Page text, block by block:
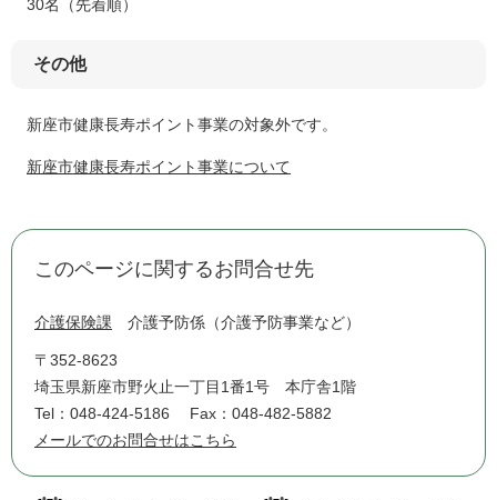
30名（先着順）
その他
新座市健康長寿ポイント事業の対象外です。
新座市健康長寿ポイント事業について
このページに関するお問合せ先
介護保険課 介護予防係（介護予防事業など）
〒352-8623
埼玉県新座市野火止一丁目1番1号 本庁舎1階
Tel：048-424-5186
Fax：048-482-5882
メールでのお問合せはこちら